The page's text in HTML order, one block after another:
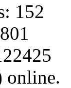
152
online.